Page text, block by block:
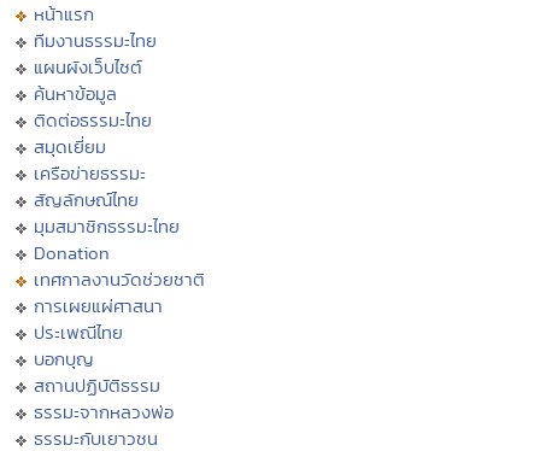
หน้าแรก
ทีมงานธรรมะไทย
แผนผังเว็บไซต์
ค้นหาข้อมูล
ติดต่อธรรมะไทย
สมุดเยี่ยม
เครือข่ายธรรมะ
สัญลักษณ์ไทย
มุมสมาชิกธรรมะไทย
Donation
เทศกาลงานวัดช่วยชาติ
การเผยแผ่ศาสนา
ประเพณีไทย
บอกบุญ
สถานปฏิบัติธรรม
ธรรมะจากหลวงพ่อ
ธรรมะกับเยาวชน